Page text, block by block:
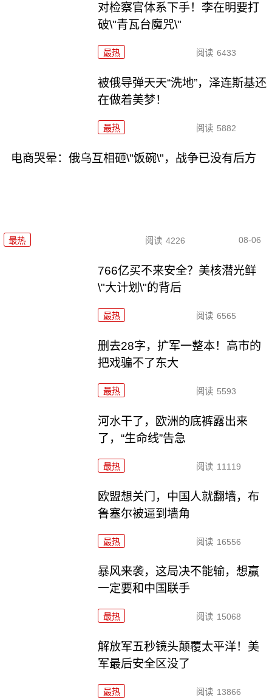
对检察官体系下手！李在明要打
破\"青瓦台魔咒\"
最热 阅读 6433
被俄导弹天天“洗地”，泽连斯基还
在做着美梦！
最热 阅读 5882
电商哭晕：俄乌互相砸\"饭碗\"，战争已没有后方
最热 阅读 4226 08-06
766亿买不来安全？美核潜光鲜
\"大计划\"的背后
最热 阅读 6565
删去28字，扩军一整本！高市的
把戏骗不了东大
最热 阅读 5593
河水干了，欧洲的底裤露出来
了，“生命线”告急
最热 阅读 11119
欧盟想关门，中国人就翻墙，布
鲁塞尔被逼到墙角
最热 阅读 16556
暴风来袭，这局决不能输，想赢
一定要和中国联手
最热 阅读 15068
解放军五秒镜头颠覆太平洋！美
军最后安全区没了
最热 阅读 13866